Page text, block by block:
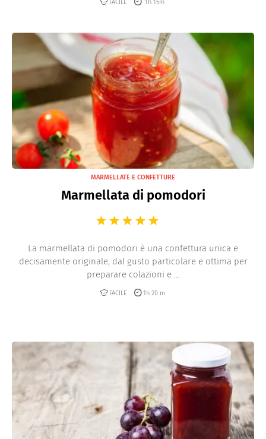
FACILE 1h 15m
MARMELLATE E CONFETTURE
Marmellata di pomodori
La marmellata di pomodori è una confettura unica e
decisamente originale, dal gusto particolare e ottima per
preparare colazioni e ...
FACILE 1h 20 m